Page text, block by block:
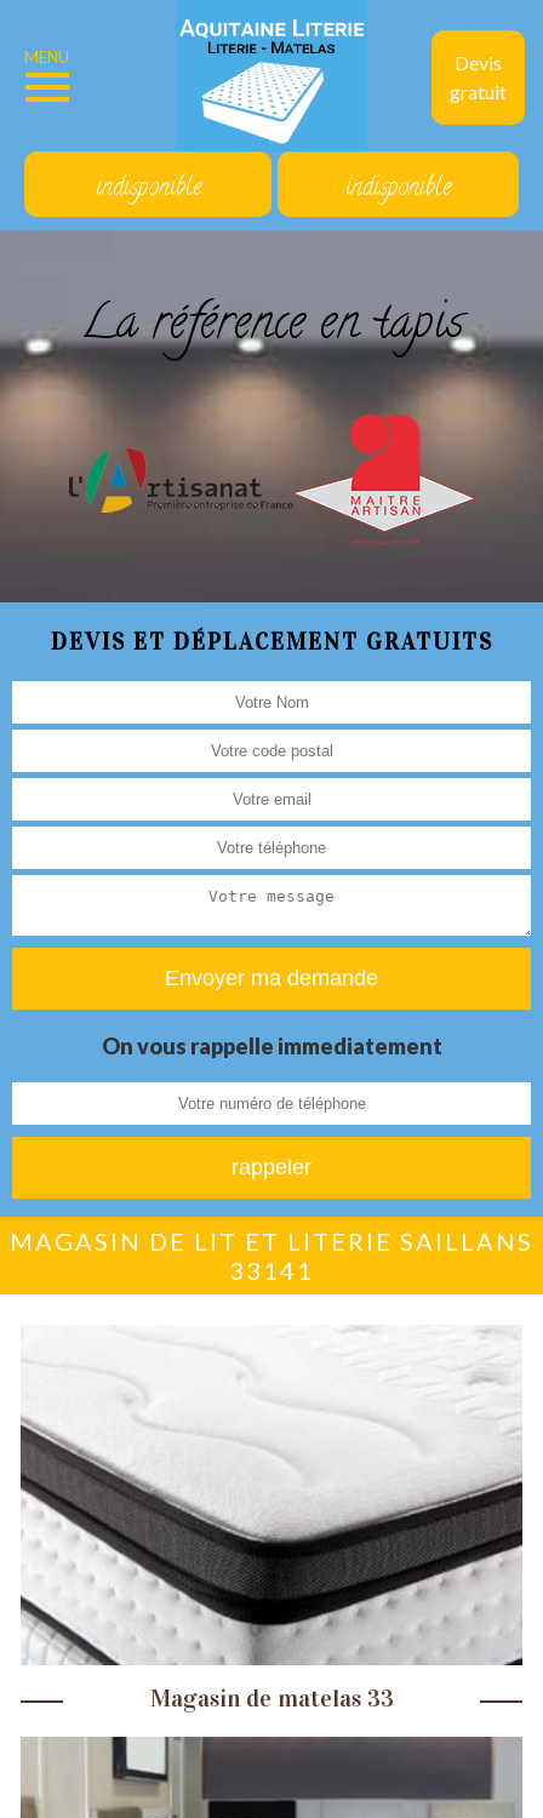
Devis
gratuit
MENU
indisponible indisponible
La référence en tapis
DEVIS ET DÉPLACEMENT GRATUITS
On vous rappelle immediatement
MAGASIN DE LIT ET LITERIE SAILLANS
33141
Magasin de matelas 33